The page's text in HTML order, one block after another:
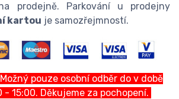
prodejně. Parkování u prodejny
kartou je samozřejmností.
pouze osobní odběr do v době
- 15:00. Děkujeme za pochopení.